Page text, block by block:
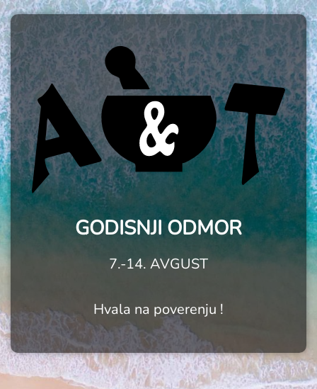
GODISNJI ODMOR
7.-14. AVGUST
Hvala na poverenju !